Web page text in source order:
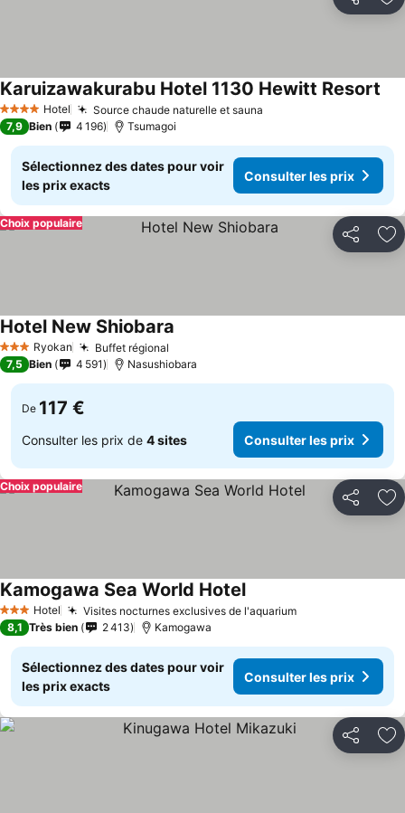
Partager
4 Étoiles Hotel Source chaude naturelle et sauna
Karuizawakurabu Hotel 1130 Hewitt Resort
7,9 Bien 4 196 Tsumagoi
Sélectionnez des dates pour voir
les prix exacts
Consulter les prix
Partager
Choix populaire
3 ÉtoilesRyokan Buffet régional
Hotel New Shiobara
7,5 Bien 4 591 Nasushiobara
De 117 €
Consulter les prix de 4 sites Consulter les prix
Partager
Choix populaire
3 ÉtoilesHotel Visites nocturnes exclusives de l'aquariumConsulter les
Kamogawa Sea World HotelConsulter les prix
8,1 Très bien 2 413 Kamogawa
Sélectionnez des dates pour voir
les prix exacts
Consulter les prix
Partager